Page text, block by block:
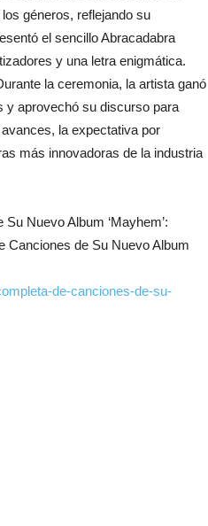
géneros, reflejando su
el sencillo Abracadabra
y una letra enigmática.
la ceremonia, la artista ganó
y aprovechó su discurso para
la expectativa por
más innovadoras de la industria
Nuevo Album ‘Mayhem’:
Canciones de Su Nuevo Album
de-canciones-de-su-